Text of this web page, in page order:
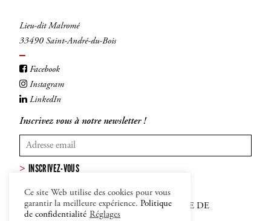
Lieu-dit Malromé
33490 Saint-André-du-Bois
Facebook
Instagram
LinkedIn
Inscrivez vous à notre newsletter !
INSCRIVEZ-VOUS
MENTIONS LÉGALES–CGV–POLITIQUE DE
Ce site Web utilise des cookies pour vous
garantir la meilleure expérience. Politique
de confidentialité Réglages